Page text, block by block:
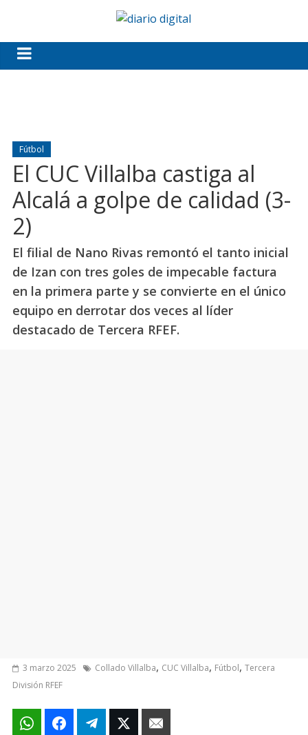
Fútbol
El CUC Villalba castiga al
Alcalá a golpe de calidad (3-
2)
El filial de Nano Rivas remontó el tanto inicial
de Izan con tres goles de impecable factura
en la primera parte y se convierte en el único
equipo en derrotar dos veces al líder
destacado de Tercera RFEF.
3 marzo 2025 Collado Villalba, CUC Villalba, Fútbol,Tercera
División RFEF